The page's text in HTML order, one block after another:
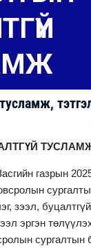
газрын
зээл,
эргэн
сургалтын